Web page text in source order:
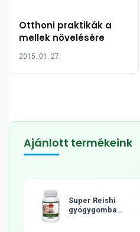
Otthoni praktikák a
mellek növelésére
2015. 01. 27.
Ajánlott termékeink
Super Reishi
gyógygomba